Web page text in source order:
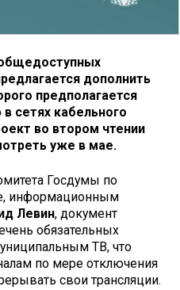
дополнить
предполагается
сетях кабельного
во втором чтении
уже в мае.
Госдумы по
информационным
Левин, документ
обязательных
ТВ, что
по мере отключения
свои трансляции.